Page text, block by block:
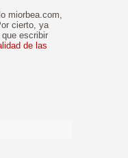
miorbea.com,
cierto, ya
escribir
de las